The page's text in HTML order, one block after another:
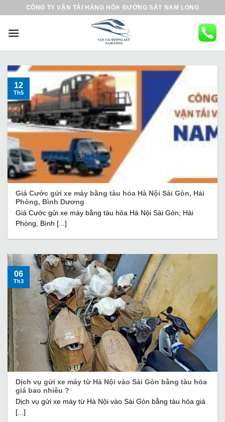
CÔNG TY VẬN TẢI HÀNG HÓA ĐƯỜNG SẮT NAM LONG
Giá Cước gửi xe máy bằng tàu hỏa Hà Nội Sài Gòn, Hải
Phòng, Bình Dương
Giá Cước gửi xe máy bằng tàu hỏa Hà Nội Sài Gòn, Hải
Phòng, Bình [...]
12
Th5
Dịch vụ gửi xe máy từ Hà Nội vào Sài Gòn bằng tàu hỏa
giá bao nhiêu ?
Dịch vụ gửi xe máy từ Hà Nội vào Sài Gòn bằng tàu hỏa giá
[...]
06
Th3